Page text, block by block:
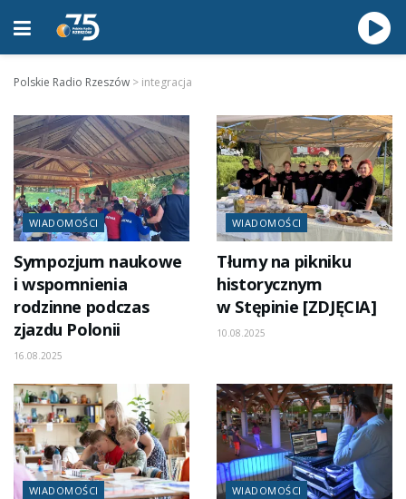
Polskie Radio Rzeszów > integracja
WIADOMOŚCI
Sympozjum naukowe
i wspomnienia
rodzinne podczas
zjazdu Polonii
16.08.2025
WIADOMOŚCI
Tłumy na pikniku
historycznym
w Stępinie [ZDJĘCIA]
10.08.2025
WIADOMOŚCI WIADOMOŚCI